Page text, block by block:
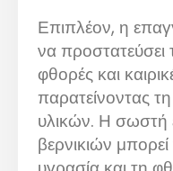
Επιπλέον, η
να προστατεύσει
φθορές και
παρατείνοντας
υλικών. Η
βερνικιών